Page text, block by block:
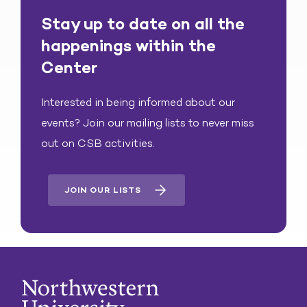
Stay up to date on all the
happenings within the
Center
Interested in being informed about our
events? Join our mailing lists to never miss
out on CSB activities.
JOIN OUR LISTS